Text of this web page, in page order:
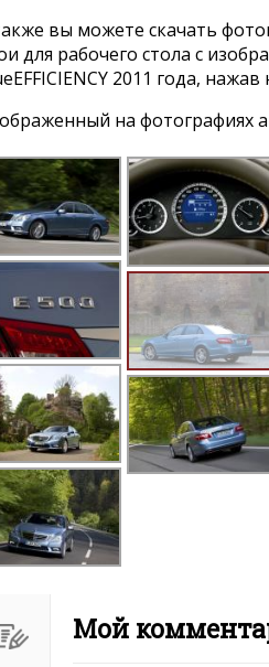
вы можете скачать
для рабочего стола с
2011 года,
на фотографиях
Мой